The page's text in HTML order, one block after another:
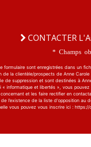
CONTACTER
* Champs
formulaire sont enregistrées dans un
de la clientèle/prospects de Anne Carole
de suppression et sont destinées à
« informatique et libertés », vous pouvez
et les faire rectifier en
l’existence de la liste d'opposition au
vous pouvez vous inscrire ici : https://